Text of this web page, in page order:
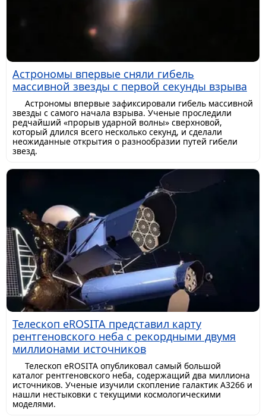
Астрономы впервые сняли гибель
массивной звезды с первой секунды взрыва
Астрономы впервые зафиксировали гибель массивной
звезды с самого начала взрыва. Ученые проследили
редчайший «прорыв ударной волны» сверхновой,
который длился всего несколько секунд, и сделали
неожиданные открытия о разнообразии путей гибели
звезд.
Телескоп eROSITA представил карту
рентгеновского неба с рекордными двумя
миллионами источников
Телескоп eROSITA опубликовал самый большой
каталог рентгеновского неба, содержащий два миллиона
источников. Ученые изучили скопление галактик A3266 и
нашли нестыковки с текущими космологическими
моделями.